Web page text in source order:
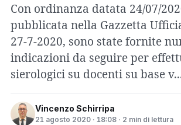
Con ordinanza datata 24/07/
pubblicata nella Gazzetta
27-7-2020, sono state fornite
indicazioni da seguire per
sierologici su docenti su base
Vincenzo Schirripa
21 agosto 2020 · 18:08 · 2 min di lettura